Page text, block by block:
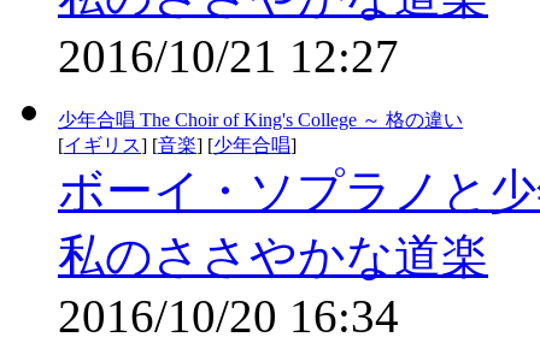
2016/10/21 12:27
少年合唱 The Choir of King's College ～ 格の違い
[イギリス] [音楽] [少年合唱]
ボーイ・ソプラノと
私のささやかな道楽
2016/10/20 16:34